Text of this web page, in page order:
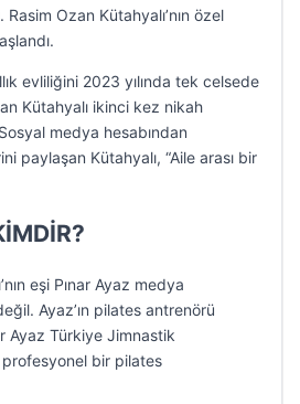
Ozan Kütahyalı’nın özel
evliliğini 2023 yılında tek celsede
Kütahyalı ikinci kez nikah
medya hesabından
paylaşan Kütahyalı, “Aile arası bir
eşi Pınar Ayaz medya
Ayaz’ın pilates antrenörü
Ayaz Türkiye Jimnastik
profesyonel bir pilates